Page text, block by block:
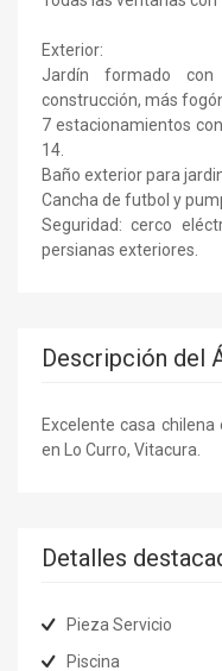
Exterior:
Jardín formado
construcción, más
7 estacionamientos
14.
Baño exterior para
Cancha de futbol y
Seguridad: cerco
persianas exteriores.
Descripción del
Excelente casa
en Lo Curro, Vitacura.
Detalles
Pieza Servicio
Piscina